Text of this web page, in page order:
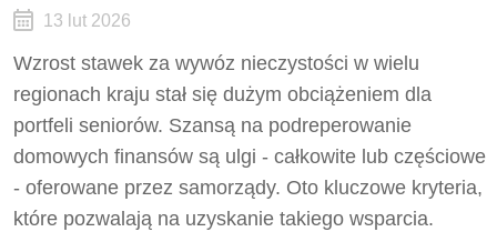
13 lut 2026
Wzrost stawek za wywóz nieczystości w wielu
regionach kraju stał się dużym obciążeniem dla
portfeli seniorów. Szansą na podreperowanie
domowych finansów są ulgi - całkowite lub częściowe
- oferowane przez samorządy. Oto kluczowe kryteria,
które pozwalają na uzyskanie takiego wsparcia.